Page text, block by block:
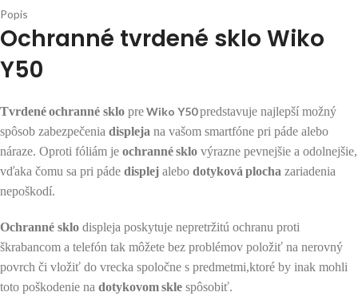
Popis
Ochranné tvrdené sklo Wiko
Y50
Tvrdenéochranné sklo preWiko Y50predstavuje najlepší možný
spôsob zabezpečenia displeja na vašom smartfóne pri páde alebo
náraze. Oproti fóliám je ochrannésklo výrazne pevnejšie a odolnejšie,
vďaka čomu sa pri páde displej alebo dotyková plocha zariadenia
nepoškodí.
Ochranné sklo displeja poskytuje nepretržitú ochranu proti
škrabancom a telefón tak môžete bez problémov položiť na nerovný
povrch či vložiť do vrecka spoločne s predmetmi,ktoré by inak mohli
toto poškodenie na dotykovomskle spôsobiť.